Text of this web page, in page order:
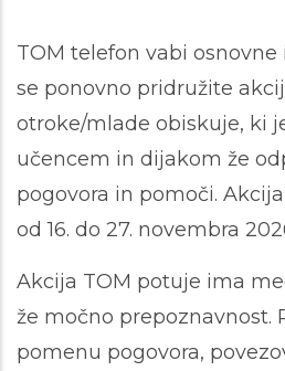
TOM telefon vabi osnovne
se ponovno pridružite
otroke/mlade obiskuje, ki
učencem in dijakom že
pogovora in pomoči.
od 16. do 27. novembra
Akcija TOM potuje ima
že močno prepoznavnost.
pomenu pogovora,